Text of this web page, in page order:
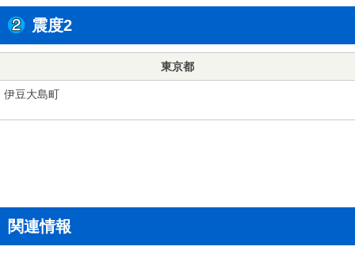
震度2
東京都
伊豆大島町
関連情報